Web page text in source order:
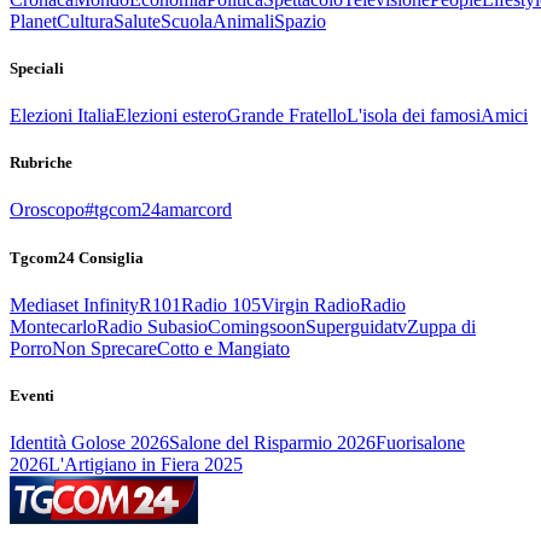
PlanetCulturaSaluteScuolaAnimaliSpazio
Speciali
Elezioni ItaliaElezioni esteroGrande FratelloL'isola dei famosiAmici
Rubriche
Oroscopo#tgcom24amarcord
Tgcom24 Consiglia
Mediaset InfinityR101Radio 105Virgin RadioRadio
MontecarloRadio SubasioComingsoonSuperguidatvZuppa di
PorroNon SprecareCotto e Mangiato
Eventi
Identità Golose 2026Salone del Risparmio 2026Fuorisalone
2026L'Artigiano in Fiera 2025